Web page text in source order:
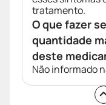
tratamento.
O que fazer
quantidade
deste
Não informado